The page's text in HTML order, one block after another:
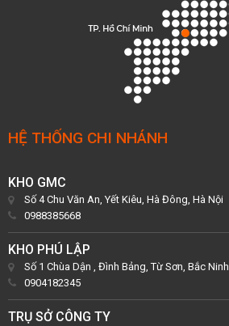
HỆ THỐNG CHI NHÁNH
KHO GMC
Số 4 Chu Văn An, Yết Kiêu, Hà Đông, Hà Nội
0988385668
KHO PHÚ LẬP
Số 1 Chùa Dận , Đình Bảng, Từ Sơn, Bắc Ninh
0904182345
TRỤ SỞ CÔNG TY